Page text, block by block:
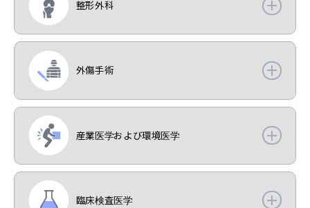
整形外科
外傷手術
産業医学および環境医学
臨床検査医学